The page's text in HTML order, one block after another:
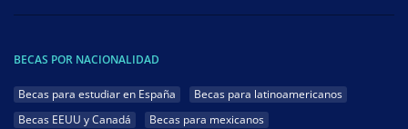
BECAS POR NACIONALIDAD
Becas para estudiar en España
Becas para latinoamericanos
Becas EEUU y Canadá
Becas para mexicanos